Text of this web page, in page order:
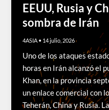
EEUU, Rusia y
sombra de Irán
4ASIA • 14 julio, 2026
Uno de los ataques
horas en Irán alcanzó el
Khan, en la provincia
un enlace comercial con
Teherán, China y Rusia.